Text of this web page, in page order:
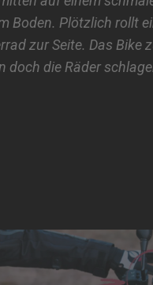
Boden. Plötzlich rollt
zur Seite. Das Bike
doch die Räder